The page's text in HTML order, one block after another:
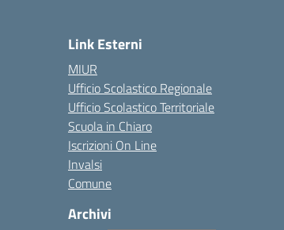
Link Esterni
MIUR
Ufficio Scolastico Regionale
Ufficio Scolastico Territoriale
Scuola in Chiaro
Iscrizioni On Line
Invalsi
Comune
Archivi